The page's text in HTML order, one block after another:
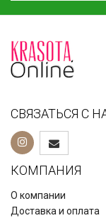
СВЯЗАТЬСЯ С
КОМПАНИЯ
О компании
Доставка и оплата